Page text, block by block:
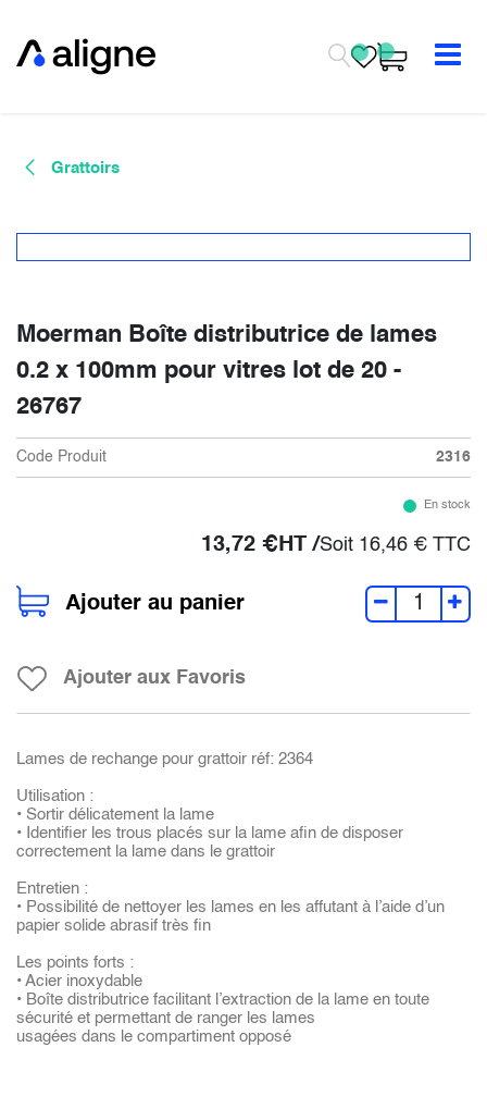
Grattoirs
Moerman Boîte distributrice de lames
0.2 x 100mm pour vitres lot de 20 -
26767
Code Produit 2316
En stock
13,72 €HT /Soit 16,46 € TTC
Ajouter au panier
Ajouter aux Favoris
Lames de rechange pour grattoir réf: 2364
Utilisation :
• Sortir délicatement la lame
• Identifier les trous placés sur la lame afin de disposer
correctement la lame dans le grattoir
Entretien :
• Possibilité de nettoyer les lames en les affutant à l’aide d’un
papier solide abrasif très fin
Les points forts :
• Acier inoxydable
• Boîte distributrice facilitant l’extraction de la lame en toute
sécurité et permettant de ranger les lames
usagées dans le compartiment opposé